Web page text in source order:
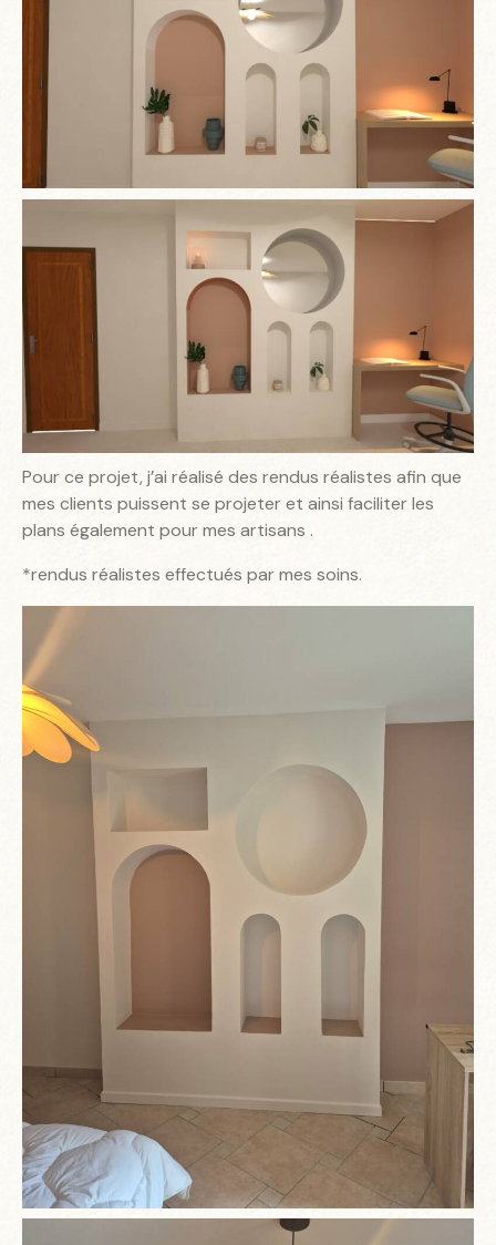
Pour ce projet, j’ai réalisé des rendus réalistes afin que
mes clients puissent se projeter et ainsi faciliter les
plans également pour mes artisans .
*rendus réalistes effectués par mes soins.